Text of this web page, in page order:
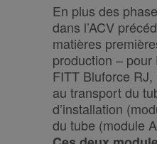
En plus des
dans l’ACV
matières
production –
FITT Bluforce
au transport du
d’installation
du tube (module